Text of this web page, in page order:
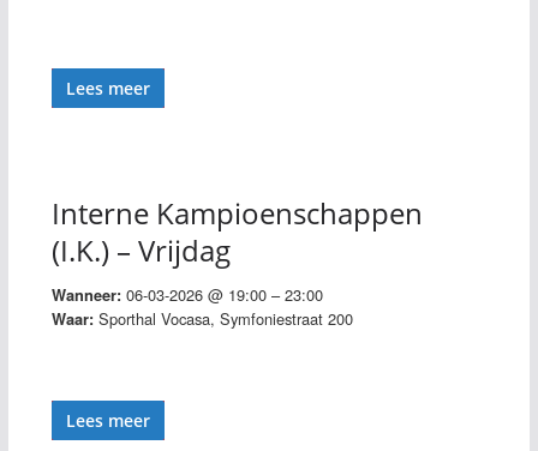
Lees meer
Interne Kampioenschappen
(I.K.) – Vrijdag
Wanneer: 06-03-2026 @ 19:00 – 23:00
Waar: Sporthal Vocasa, Symfoniestraat 200
Lees meer